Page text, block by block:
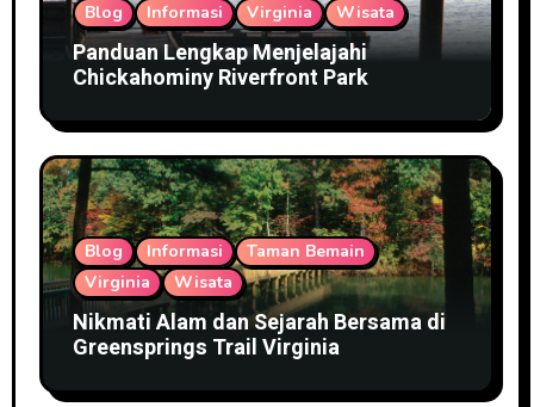
Blog Informasi Virginia Wisata
Panduan Lengkap Menjelajahi
Chickahominy Riverfront Park
Blog Informasi
Taman Bemain
Virginia
Wisata
Nikmati Alam dan Sejarah Bersama di
Greensprings Trail Virginia